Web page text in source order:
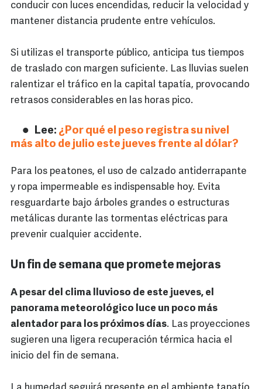
conducir con luces encendidas, reducir la velocidad y
mantener distancia prudente entre vehículos.
Si utilizas el transporte público, anticipa tus tiempos
de traslado con margen suficiente. Las lluvias suelen
ralentizar el tráfico en la capital tapatía, provocando
retrasos considerables en las horas pico.
Lee: ¿Por qué el peso registra su nivel
más alto de julio este jueves frente al dólar?
Para los peatones, el uso de calzado antiderrapante
y ropa impermeable es indispensable hoy. Evita
resguardarte bajo árboles grandes o estructuras
metálicas durante las tormentas eléctricas para
prevenir cualquier accidente.
Un fin de semana que promete mejoras
A pesar del clima lluvioso de este jueves, el
panorama meteorológico luce un poco más
alentador para los próximos días. Las proyecciones
sugieren una ligera recuperación térmica hacia el
inicio del fin de semana.